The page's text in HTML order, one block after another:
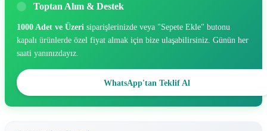
Toptan Alım & Destek
1000 Adet ve Üzeri siparişlerinizde veya "Sepete Ekle" butonu
kapalı ürünlerde özel fiyat almak için bize ulaşabilirsiniz. Günün her
saati yanınızdayız.
WhatsApp'tan Teklif Al